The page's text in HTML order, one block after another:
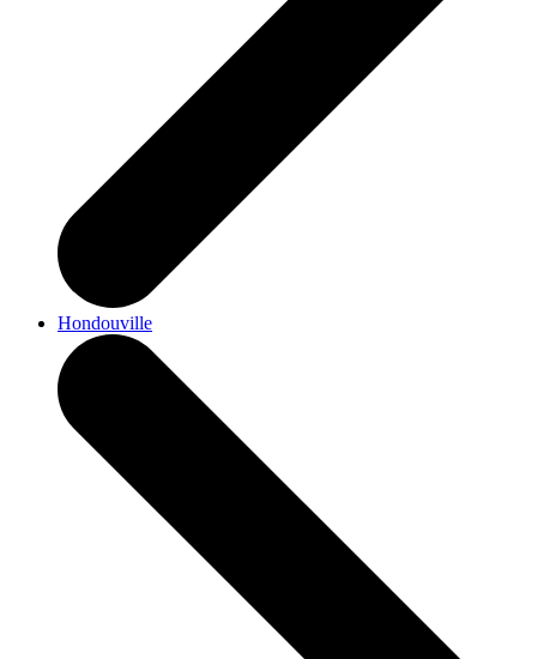
Hondouville